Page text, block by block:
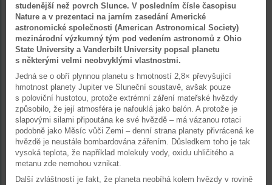
studenější než povrch Slunce. V posledním čísle časopisu
Nature a v prezentaci na jarním zasedání Americké
astronomické společnosti (American Astronomical Society)
mezinárodní výzkumný tým pod vedením astronomů z Ohio
State University a Vanderbilt University popsal planetu
s některými velmi neobvyklými vlastnostmi.
Jedná se o obří plynnou planetu s hmotností 2,8× převyšující
hmotnost planety Jupiter ve Sluneční soustavě, avšak pouze
s poloviční hustotou, protože extrémní záření mateřské hvězdy
způsobilo, že její atmosféra je nafouklá jako balón. A protože je
slapovými silami připoutána ke své hvězdě – má vázanou rotaci
podobně jako Měsíc vůči Zemi – denní strana planety přivrácená ke
hvězdě je neustále bombardována zářením. Důsledkem toho je tak
vysoká teplota, že například molekuly vody, oxidu uhličitého a
metanu zde nemohou vznikat.
Další zvláštností je fakt, že planeta neobíhá kolem hvězdy v rovině